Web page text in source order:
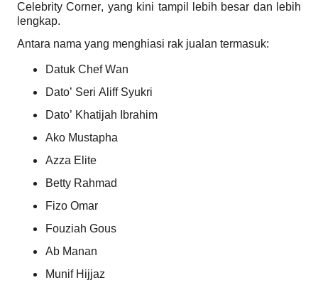
Celebrity Corner, yang kini tampil lebih besar dan lebih
lengkap.
Antara nama yang menghiasi rak jualan termasuk:
Datuk Chef Wan
Dato’ Seri Aliff Syukri
Dato’ Khatijah Ibrahim
Ako Mustapha
Azza Elite
Betty Rahmad
Fizo Omar
Fouziah Gous
Ab Manan
Munif Hijjaz